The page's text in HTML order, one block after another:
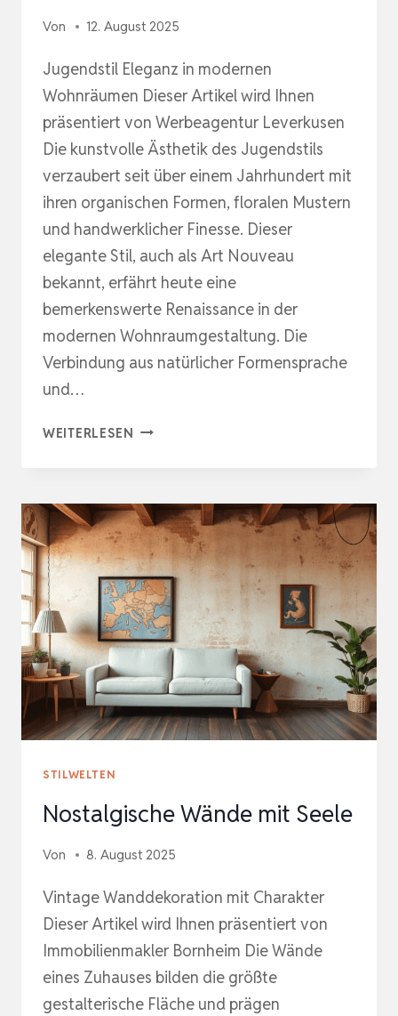
Von 12. August 2025
Jugendstil Eleganz in modernen
Wohnräumen Dieser Artikel wird Ihnen
präsentiert von Werbeagentur Leverkusen
Die kunstvolle Ästhetik des Jugendstils
verzaubert seit über einem Jahrhundert mit
ihren organischen Formen, floralen Mustern
und handwerklicher Finesse. Dieser
elegante Stil, auch als Art Nouveau
bekannt, erfährt heute eine
bemerkenswerte Renaissance in der
modernen Wohnraumgestaltung. Die
Verbindung aus natürlicher Formensprache
und…
WEITERLESEN ELEGANTE
MODERNE
ZUHAUSE
STILWELTEN
Nostalgische Wände mit Seele
Von 8. August 2025
Vintage Wanddekoration mit Charakter
Dieser Artikel wird Ihnen präsentiert von
Immobilienmakler Bornheim Die Wände
eines Zuhauses bilden die größte
gestalterische Fläche und prägen